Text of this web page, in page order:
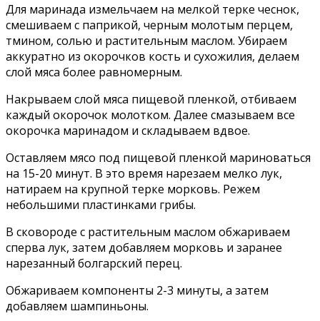
Для маринада измельчаем на мелкой терке чеснок,
смешиваем с паприкой, черным молотым перцем,
тмином, солью и растительным маслом. Убираем
аккуратно из окорочков кость и сухожилия, делаем
слой мяса более равномерным.
Накрываем слой мяса пищевой пленкой, отбиваем
каждый окорочок молотком. Далее смазываем все
окорочка маринадом и складываем вдвое.
Оставляем мясо под пищевой пленкой мариноваться
на 15-20 минут. В это время нарезаем мелко лук,
натираем на крупной терке морковь. Режем
небольшими пластинками грибы.
В сковороде с растительным маслом обжариваем
сперва лук, затем добавляем морковь и заранее
нарезанный болгарский перец.
Обжариваем компоненты 2-3 минуты, а затем
добавляем шампиньоны.